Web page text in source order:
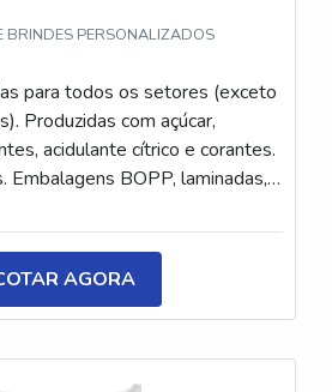
BRINDES PERSONALIZADOS
para todos os setores (exceto
Produzidas com açúcar,
acidulante cítrico e corantes.
Embalagens BOPP, laminadas,
tinta atóxica. Medida: 5 ×
gomas, chicletes, recheadas
sem glúten.
AGORA